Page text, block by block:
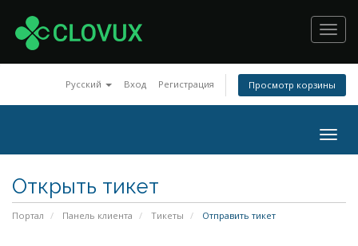
Русский Вход Регистрация Просмотр корзины
Открыть тикет
Портал Панель клиента Тикеты Отправить тикет